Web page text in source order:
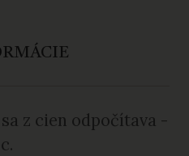
z cien odpočítava -